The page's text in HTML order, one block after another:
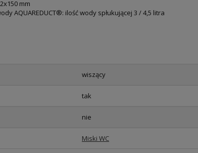
mm
AQUAREDUCT®: ilość wody spłukującej 3 / 4,5 litra
wiszący
tak
nie
Miski WC